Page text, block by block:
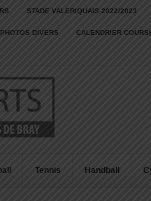
STADE VALERIQUAIS 2022/2023
DIVERS CALENDRIER
Tennis Handball